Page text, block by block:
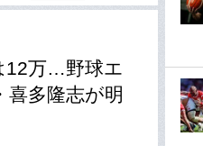
12万…野球エ
多隆志が明